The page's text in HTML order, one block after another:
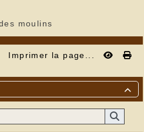
moulins
Imprimer la page...
